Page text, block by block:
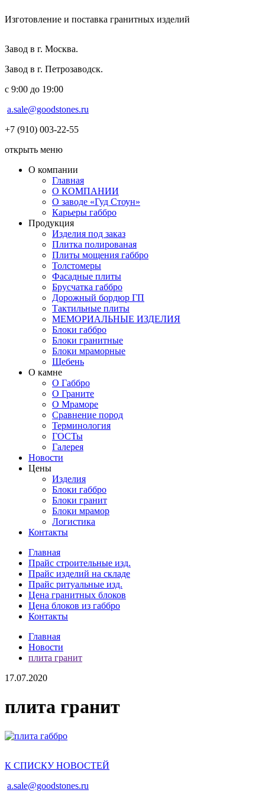
Изготовление и поставка гранитных изделий
Завод в г. Москва.
Завод в г. Петрозаводск.
с 9:00 до 19:00
a.sale@goodstones.ru
+7 (910) 003-22-55
открыть меню
О компании
Главная
О КОМПАНИИ
О заводе «Гуд Стоун»
Карьеры габбро
Продукция
Изделия под заказ
Плитка полированая
Плиты мощения габбро
Толстомеры
Фасадные плиты
Брусчатка габбро
Дорожный бордюр ГП
Тактильные плиты
МЕМОРИАЛЬНЫЕ ИЗДЕЛИЯ
Блоки габбро
Блоки гранитные
Блоки мраморные
Щебень
О камне
О Габбро
О Граните
О Мраморе
Сравнение пород
Терминология
ГОСТы
Галерея
Новости
Цены
Изделия
Блоки габбро
Блоки гранит
Блоки мрамор
Логистика
Контакты
Главная
Прайс строительные изд.
Прайс изделий на складе
Прайс ритуальные изд.
Цена гранитных блоков
Цена блоков из габбро
Контакты
Главная
Новости
плита гранит
17.07.2020
плита гранит
К СПИСКУ НОВОСТЕЙ
a.sale@goodstones.ru